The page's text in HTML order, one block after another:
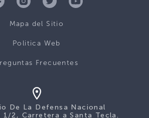
Mapa del Sitio
Politica Web
Frecuentes
De La Defensa Nacional
1/2, Carretera a Santa Tecla.